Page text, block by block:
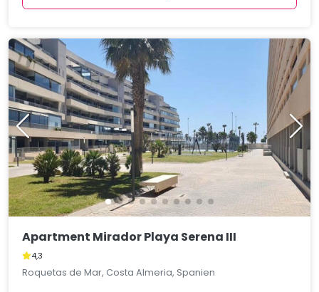
Apartment Mirador Playa Serena III
4,3
Roquetas de Mar, Costa Almeria, Spanien